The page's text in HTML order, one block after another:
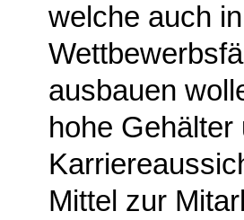
welche auch
ausbauen
hohe Gehälter
Mittel zur